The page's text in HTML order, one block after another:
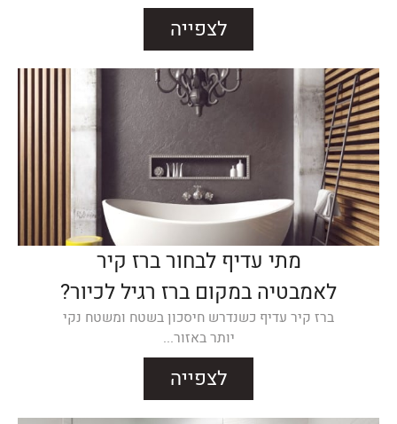
לצפייה
מתי עדיף לבחור ברז קיר
לאמבטיה במקום ברז רגיל לכיור?
ברז קיר עדיף כשנדרש חיסכון בשטח ומשטח נקי
יותר באזור...
לצפייה